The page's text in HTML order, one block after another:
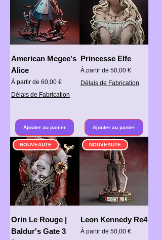
American Mcgee's
Alice
À partir de 60,00 €
Prix promotionnel
Délais de Fabrication
Ajouter au panier
Princesse Elfe
À partir de 50,00 €
Prix promotionnel
Délais de Fabrication
Ajouter au panier
NOUVEAUTE
Orin Le Rouge |
Baldur's Gate 3
NOUVEAUTE
Leon Kennedy Re4
À partir de 50,00 €
Prix promotionnel